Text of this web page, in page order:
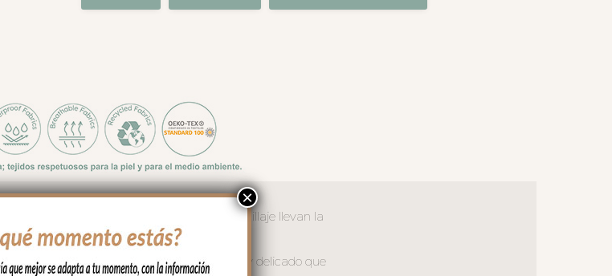
de capazo Provenza Tulipanes Maquillaje llevan la
estilo block-print, creando ese ritmo suave y delicado que
×